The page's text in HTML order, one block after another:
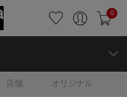
0
店舗 オリジナル